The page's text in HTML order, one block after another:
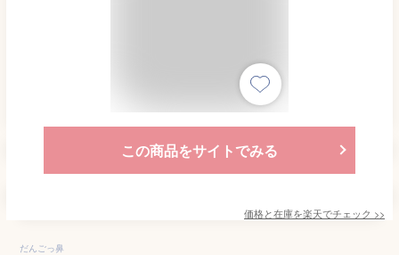
この商品をサイトでみる
価格と在庫を楽天でチェック >>
だんごっ鼻